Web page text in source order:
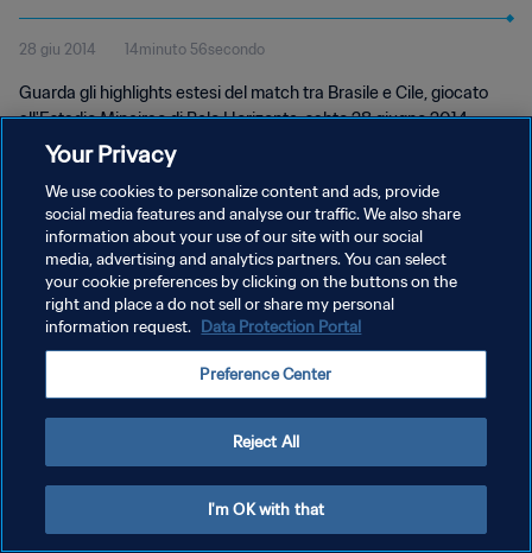
Highlights estesi
28 giu 2014 14minuto 56secondo
Guarda gli highlights estesi del match tra Brasile e Cile, giocato
all'Estadio Mineirao di Belo Horizonte, sabto 28 giugno 2014.
PRIVACY POLICY
TERMINI DI SERVIZIO
GESTISCI LE TUE PREFERENZE PER I COOKIES
Your Privacy
We use cookies to personalize content and ads, provide
social media features and analyse our traffic. We also share
information about your use of our site with our social
media, advertising and analytics partners. You can select
your cookie preferences by clicking on the buttons on the
right and place a do not sell or share my personal
information request. Data Protection Portal
Preference Center
Reject All
I'm OK with that